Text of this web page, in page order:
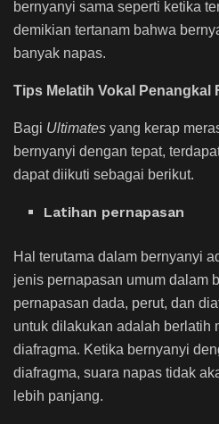
bernyanyi sama seperti ketika
demikian tertanam bahwa
banyak napas.
Tips Melatih Vokal Penangkal
Bagi Ultimates yang kerap
bernyanyi dengan tepat,
dapat diikuti sebagai berikut.
Latihan pernapasan
Hal terutama dalam bernyanyi
jenis pernapasan umum dalam
pernapasan dada, perut, dan
untuk dilakukan adalah berlatih
diafragma. Ketika bernyanyi
diafragma, suara napas tidak
lebih panjang.